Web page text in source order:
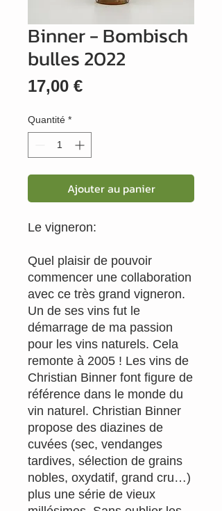
Binner - Bombisch
bulles 2022
17,00 €Prix
Quantité *
Ajouter au panier
Le vigneron:
Quel plaisir de pouvoir
commencer une collaboration
avec ce très grand vigneron.
Un de ses vins fut le
démarrage de ma passion
pour les vins naturels. Cela
remonte à 2005 ! Les vins de
Christian Binner font figure de
référence dans le monde du
vin naturel. Christian Binner
propose des diazines de
cuvées (sec, vendanges
tardives, sélection de grains
nobles, oxydatif, grand cru…)
plus une série de vieux